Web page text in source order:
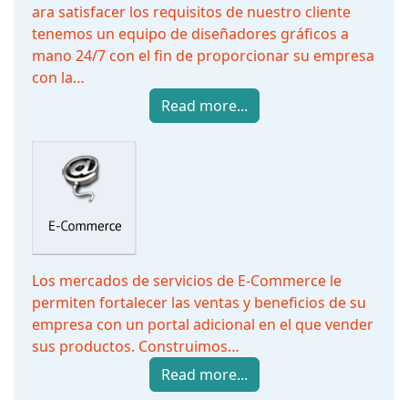
ara satisfacer los requisitos de nuestro cliente
tenemos un equipo de diseñadores gráficos a
mano 24/7 con el fin de proporcionar su empresa
con la…
Read more...
Los mercados de servicios de E-Commerce le
permiten fortalecer las ventas y beneficios de su
empresa con un portal adicional en el que vender
sus productos. Construimos…
Read more...